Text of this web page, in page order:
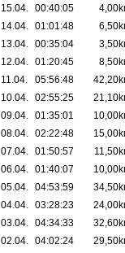
15.04. 00:40:05
14.04. 01:01:48
13.04. 00:35:04
12.04. 01:20:45
11.04. 05:56:48
10.04. 02:55:25
09.04. 01:35:01
08.04. 02:22:48
07.04. 01:50:57
06.04. 01:40:07
05.04. 04:53:59
04.04. 03:28:23
03.04. 04:34:33
02.04. 04:02:24